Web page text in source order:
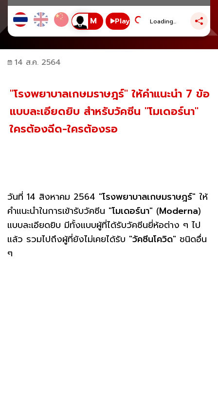
Play Loading...
14 ส.ค. 2564
"โรงพยาบาลเกษมราษฎร์" ให้คำแนะนำ 7 ข้อ
แบบละเอียดยิบ สำหรับวัคซีน "โมเดอร์นา"
ใครต้องฉีด-ใครต้องรอ
วันที่ 14 สิงหาคม 2564 "โรงพยาบาลเกษมราษฎร์" ให้
คำแนะนำในการเข้ารับวัคซีน "โมเดอร์นา" (Moderna)
แบบละเอียดยิบ มีทั้งแบบผู้ที่ได้รับวัคซีนยี่ห้อต่าง ๆ ไป
แล้ว รวมไปถึงผู้ที่ยังไม่เคยได้รับ "วัคซีนโควิด" ชนิดอื่น
ๆ